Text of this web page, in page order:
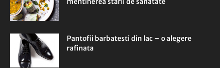
Pantofii barbatesti din lac – o alegere
rafinata